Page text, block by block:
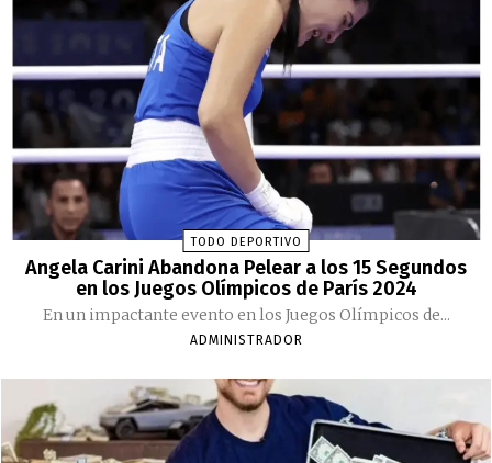
TODO DEPORTIVO
Angela Carini Abandona Pelear a los 15 Segundos
en los Juegos Olímpicos de París 2024
En un impactante evento en los Juegos Olímpicos de...
ADMINISTRADOR